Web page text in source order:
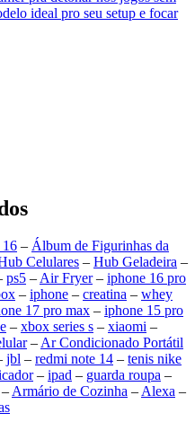
ideal pro seu setup e focar
16 – Álbum de Figurinhas da
Celulares – Hub Geladeira –
ps5 –Air Fryer– iphone 16 pro
– iphone – creatina – whey
17 pro max – iphone 15 pro
– xbox series s – xiaomi –
–Ar Condicionado Portátil
jbl – redmi note 14 – tenis nike
– ipad – guarda roupa –
–Armário de Cozinha –Alexa –